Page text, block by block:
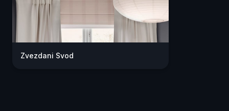
Zvezdani Svod